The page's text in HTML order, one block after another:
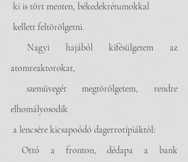
ki is tört menten, békedekrétumokkal
kellett feltörölgetni.
atomreaktorokat,
elhomályosodik
a lencsére kicsapoódó dagerrotípiáktól: